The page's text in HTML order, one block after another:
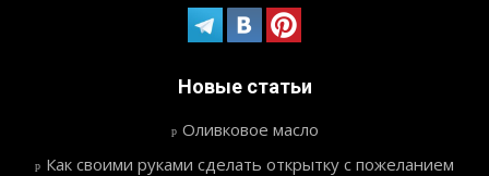
Новые статьи
Оливковое масло
Как своими руками сделать открытку с пожеланием